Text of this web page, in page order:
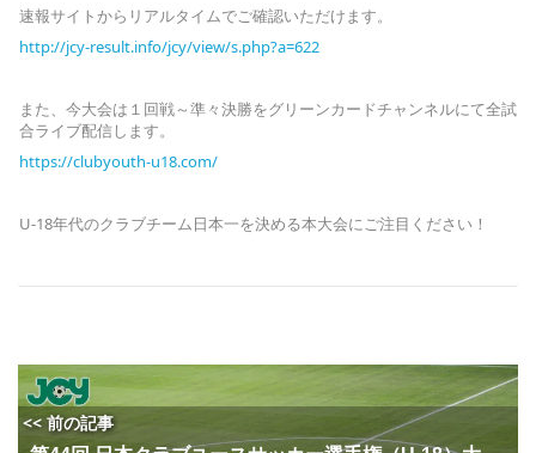
速報サイトからリアルタイムでご確認いただけます。
http://jcy-result.info/jcy/view/s.php?a=622
また、今大会は１回戦～準々決勝をグリーンカードチャンネルにて全試
合ライブ配信します。
https://clubyouth-u18.com/
U-18年代のクラブチーム日本一を決める本大会にご注目ください！
<< 前の記事